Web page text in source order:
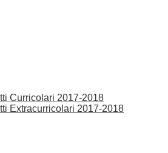
Curricolari 2017-2018
Extracurricolari 2017-2018